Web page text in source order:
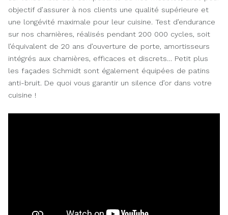
objectif d’assurer à nos clients une qualité supérieure et
une longévité maximale pour leur cuisine. Test d’endurance
sur nos charnières, réalisés pendant 200 000 cycles, soit
l’équivalent de 20 ans d’ouverture de porte, amortisseurs
intégrés aux charnières, efficaces et discrets… Petit plus
les façades Schmidt sont également équipées de patins
anti-bruit. De quoi vous garantir un silence d’or dans votre
cuisine !